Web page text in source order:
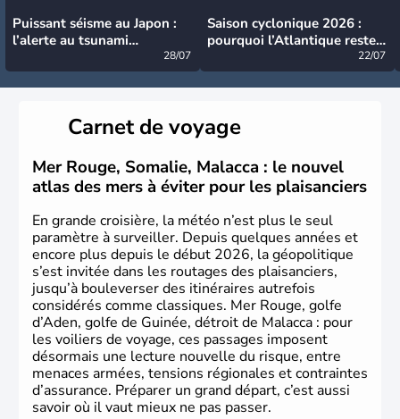
Puissant séisme au Japon :
l’alerte au tsunami
28/07
Saison cyclonique 2026 :
pourquoi l’Atlantique reste
22/07
Carnet de voyage
Mer Rouge, Somalie, Malacca : le nouvel
atlas des mers à éviter pour les plaisanciers
En grande croisière, la météo n’est plus le seul
paramètre à surveiller. Depuis quelques années et
encore plus depuis le début 2026, la géopolitique
s’est invitée dans les routages des plaisanciers,
jusqu’à bouleverser des itinéraires autrefois
considérés comme classiques. Mer Rouge, golfe
d’Aden, golfe de Guinée, détroit de Malacca : pour
les voiliers de voyage, ces passages imposent
désormais une lecture nouvelle du risque, entre
menaces armées, tensions régionales et contraintes
d’assurance. Préparer un grand départ, c’est aussi
savoir où il vaut mieux ne pas passer.